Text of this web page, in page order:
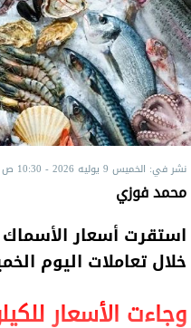
نشر في: الخميس 9 يوليه 2026 - 10:30 ص
محمد فوزي
استقرت أسعار
خلال تعاملات اليوم الخميس 9
وجاءت الأسعار